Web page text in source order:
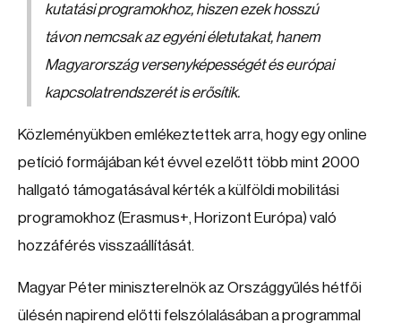
kutatási programokhoz, hiszen ezek hosszú
távon nemcsak az egyéni életutakat, hanem
Magyarország versenyképességét és európai
kapcsolatrendszerét is erősítik.
Közleményükben emlékeztettek arra, hogy egy online
petíció formájában két évvel ezelőtt több mint 2000
hallgató támogatásával kérték a külföldi mobilitási
programokhoz (Erasmus+, Horizont Európa) való
hozzáférés visszaállítását.
Magyar Péter miniszterelnök az Országgyűlés hétfői
ülésén napirend előtti felszólalásában a programmal